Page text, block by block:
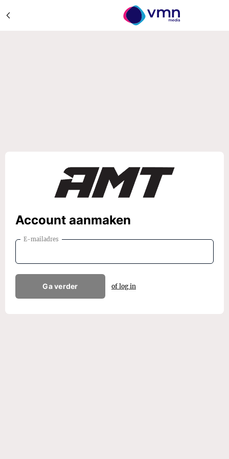
Account aanmaken
E-mailadres
Ga verder of log in